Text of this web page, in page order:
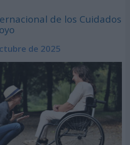
de los Cuidados
de 2025